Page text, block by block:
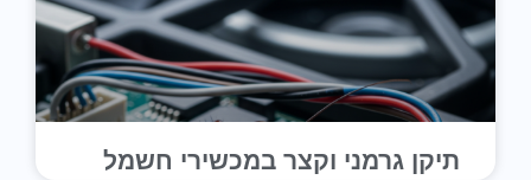
תיקן גרמני וקצר במכשירי חשמל